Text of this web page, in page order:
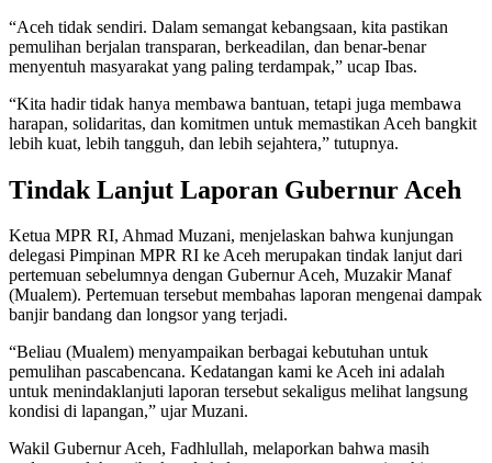
“Aceh tidak sendiri. Dalam semangat kebangsaan, kita pastikan
pemulihan berjalan transparan, berkeadilan, dan benar-benar
menyentuh masyarakat yang paling terdampak,” ucap Ibas.
“Kita hadir tidak hanya membawa bantuan, tetapi juga membawa
harapan, solidaritas, dan komitmen untuk memastikan Aceh bangkit
lebih kuat, lebih tangguh, dan lebih sejahtera,” tutupnya.
Tindak Lanjut Laporan Gubernur Aceh
Ketua MPR RI, Ahmad Muzani, menjelaskan bahwa kunjungan
delegasi Pimpinan MPR RI ke Aceh merupakan tindak lanjut dari
pertemuan sebelumnya dengan Gubernur Aceh, Muzakir Manaf
(Mualem). Pertemuan tersebut membahas laporan mengenai dampak
banjir bandang dan longsor yang terjadi.
“Beliau (Mualem) menyampaikan berbagai kebutuhan untuk
pemulihan pascabencana. Kedatangan kami ke Aceh ini adalah
untuk menindaklanjuti laporan tersebut sekaligus melihat langsung
kondisi di lapangan,” ujar Muzani.
Wakil Gubernur Aceh, Fadhlullah, melaporkan bahwa masih